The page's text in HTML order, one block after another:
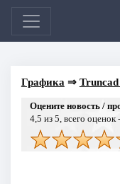
Графика ⇒
Оцените новость /
4,5 из 5, всего оценок -